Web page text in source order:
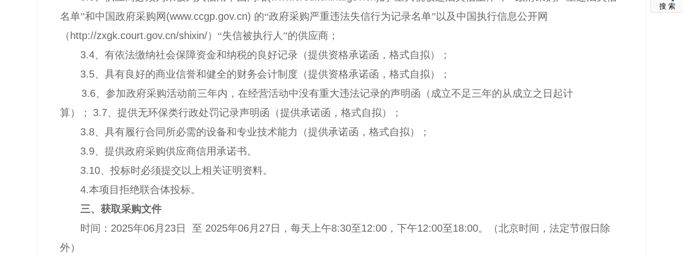
名单”和中国政府采购网(www.ccgp.gov.cn) 的“政府采购严重违法失信行为记录名单”以及中国执行信息公开网
（ http://zxgk.court.gov.cn/shixin/）“失信被执行人”的供应商；
3.4、有依法缴纳社会保障资金和纳税的良好记录（提供资格承诺函，格式自拟）；
3.5、具有良好的商业信誉和健全的财务会计制度（提供资格承诺函，格式自拟）；
3.6、参加政府采购活动前三年内，在经营活动中没有重大违法记录的声明函（成立不足三年的从成立之日起计
算）；
3.7、提供无环保类行政处罚记录声明函（提供承诺函，格式自拟）；
3.8、具有履行合同所必需的设备和专业技术能力（提供承诺函，格式自拟）；
3.9、提供政府采购供应商信用承诺书。
3.10、投标时必须提交以上相关证明资料。
4.本项目拒绝联合体投标。
三、获取采购文件
时间： 2025年06月 23日 至 2025年06月 27 日，每天上午8:30至12:00 ，下午12:00至18:00。（北京时间，法定节假日除
外）
搜 索